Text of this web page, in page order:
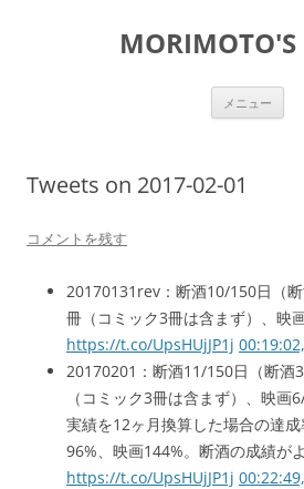
MORIMOTO'S
メニュー
Tweets on 2017-02-01
コメントを残す
20170131rev：断酒10/150日（
冊（コミック3冊は含まず）、映
https://t.co/UpsHUjJP1j
20170201：断酒11/150日（断酒
（コミック3冊は含まず）、映
実績を12ヶ月換算した場合の達
96%、映画144%。断酒の成績が
https://t.co/UpsHUjJP1j